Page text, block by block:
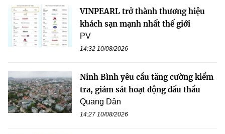
VINPEARL trở thành thương hiệu
khách sạn mạnh nhất thế giới
PV
14:32 10/08/2026
Ninh Bình yêu cầu tăng cường kiểm
tra, giám sát hoạt động đấu thầu
Quang Dân
14:27 10/08/2026